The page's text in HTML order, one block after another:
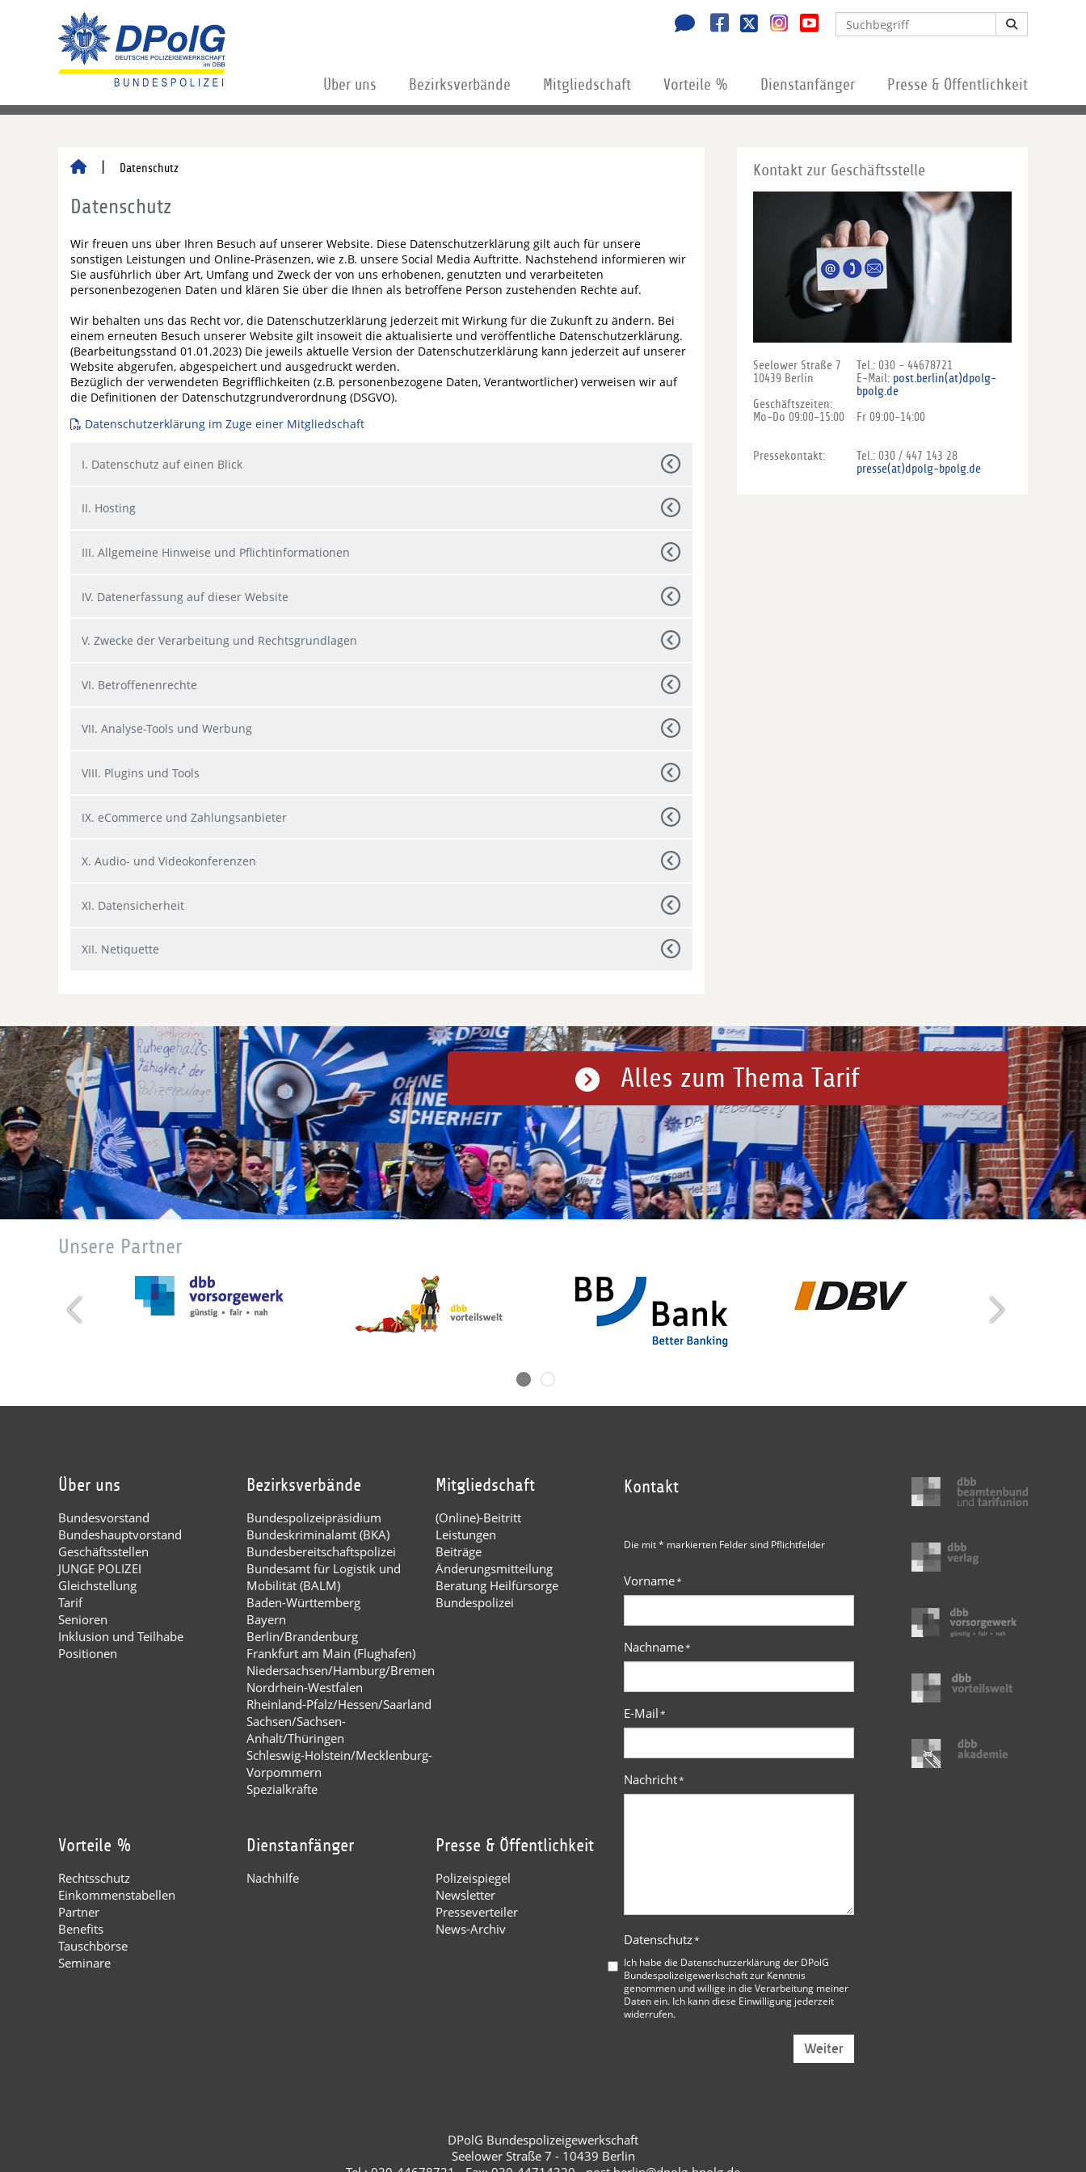
Über uns Bezirksverbände Mitgliedschaft Vorteile % Dienstanfänger Presse & Öffentlichkeit
Datenschutz
Datenschutz
Wir freuen uns über Ihren Besuch auf unserer Website. Diese Datenschutzerklärung gilt auch für unsere
sonstigen Leistungen und Online-Präsenzen, wie z.B. unsere Social Media Auftritte. Nachstehend informieren wir
Sie ausführlich über Art, Umfang und Zweck der von uns erhobenen, genutzten und verarbeiteten
personenbezogenen Daten und klären Sie über die Ihnen als betroffene Person zustehenden Rechte auf.
Wir behalten uns das Recht vor, die Datenschutzerklärung jederzeit mit Wirkung für die Zukunft zu ändern. Bei
einem erneuten Besuch unserer Website gilt insoweit die aktualisierte und veröffentliche Datenschutzerklärung.
(Bearbeitungsstand 01.01.2023) Die jeweils aktuelle Version der Datenschutzerklärung kann jederzeit auf unserer
Website abgerufen, abgespeichert und ausgedruckt werden.
Bezüglich der verwendeten Begrifflichkeiten (z.B. personenbezogene Daten, Verantwortlicher) verweisen wir auf
die Definitionen der Datenschutzgrundverordnung (DSGVO).
Datenschutzerklärung im Zuge einer Mitgliedschaft
I. Datenschutz auf einen Blick
II. Hosting
III. Allgemeine Hinweise und Pflichtinformationen
IV. Datenerfassung auf dieser Website
V. Zwecke der Verarbeitung und Rechtsgrundlagen
VI. Betroffenenrechte
VII. Analyse-Tools und Werbung
VIII. Plugins und Tools
IX. eCommerce und Zahlungsanbieter
X. Audio- und Videokonferenzen
XI. Datensicherheit
XII. Netiquette
Kontakt zur Geschäftsstelle
Seelower Straße 7
10439 Berlin
Geschäftszeiten:
Mo-Do 09:00-15:00
Pressekontakt:
Tel.: 030 - 44678721
E-Mail: post.berlin(at)dpolg-
bpolg.de
Fr 09:00-14:00
Tel.: 030 / 447 143 28
presse(at)dpolg-bpolg.de
Alles zum Thema Tarif
Unsere Partner
Über uns
Bundesvorstand
Bundeshauptvorstand
Geschäftsstellen
JUNGE POLIZEI
Gleichstellung
Tarif
Senioren
Inklusion und Teilhabe
Positionen
Bezirksverbände
Bundespolizeipräsidium
Bundeskriminalamt (BKA)
Bundesbereitschaftspolizei
Bundesamt für Logistik und
Mobilität (BALM)
Baden-Württemberg
Bayern
Berlin/Brandenburg
Frankfurt am Main (Flughafen)
Niedersachsen/Hamburg/Bremen
Nordrhein-Westfalen
Rheinland-Pfalz/Hessen/Saarland
Sachsen/Sachsen-
Anhalt/Thüringen
Schleswig-Holstein/Mecklenburg-
Vorpommern
Spezialkräfte
Mitgliedschaft
(Online)-Beitritt
Leistungen
Beiträge
Änderungsmitteilung
Beratung Heilfürsorge
Bundespolizei
Vorteile %
Rechtsschutz
Einkommenstabellen
Partner
Benefits
Tauschbörse
Seminare
Dienstanfänger
Nachhilfe
Presse & Öffentlichkeit
Polizeispiegel
Newsletter
Presseverteiler
News-Archiv
Kontakt
Die mit * markierten Felder sind Pflichtfelder
Vorname*
Nachname*
E-Mail*
Nachricht*
Datenschutz*
Ich habe die Datenschutzerklärung der DPolG
Bundespolizeigewerkschaftzur Kenntnis
genommen und willige in die Verarbeitung meiner
Daten ein. Ich kann diese Einwilligung jederzeit
widerrufen.
Weiter
DPolG Bundespolizeigewerkschaft
Seelower Straße 7 - 10439 Berlin